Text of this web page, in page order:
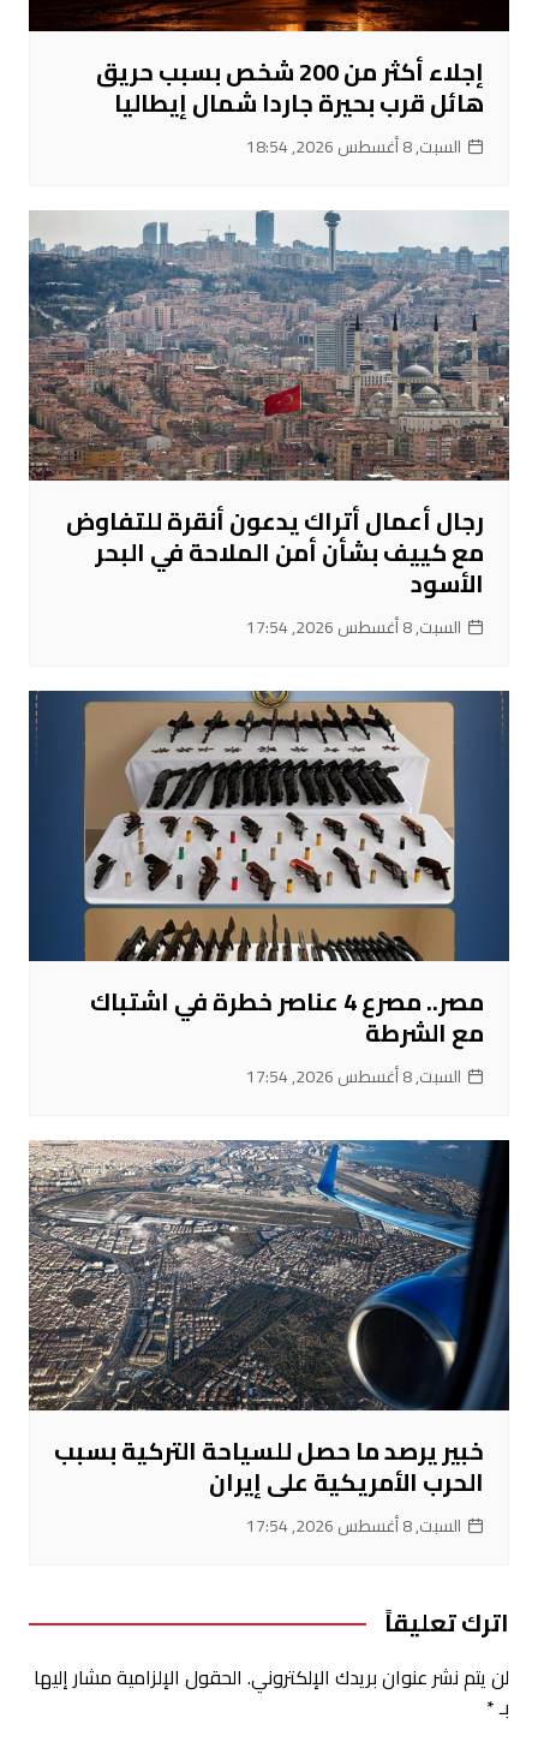
إجلاء أكثر من 200 شخص بسبب حريق
هائل قرب بحيرة جاردا شمال إيطاليا
السبت, 8 أغسطس 2026, 18:54
رجال أعمال أتراك يدعون أنقرة للتفاوض
مع كييف بشأن أمن الملاحة في البحر
الأسود
السبت, 8 أغسطس 2026, 17:54
مصر.. مصرع 4 عناصر خطرة في اشتباك
مع الشرطة
السبت, 8 أغسطس 2026, 17:54
خبير يرصد ما حصل للسياحة التركية بسبب
الحرب الأمريكية على إيران
السبت, 8 أغسطس 2026, 17:54
اترك تعليقاً
لن يتم نشر عنوان بريدك الإلكتروني. الحقول الإلزامية مشار إليها
بـ*